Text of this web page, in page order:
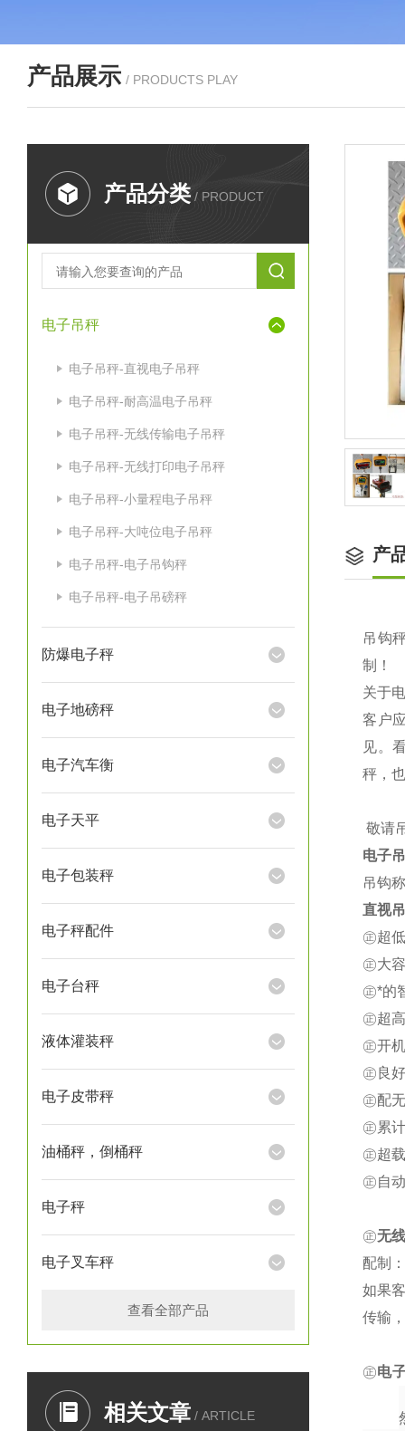
产品展示 / PRODUCTS PLAY
产品分类 / PRODUCT
电子吊秤
电子吊秤-直视电子吊秤
电子吊秤-耐高温电子吊秤
电子吊秤-无线传输电子吊秤
电子吊秤-无线打印电子吊秤
电子吊秤-小量程电子吊秤
电子吊秤-大吨位电子吊秤
电子吊秤-电子吊钩秤
电子吊秤-电子吊磅秤
防爆电子秤
电子地磅秤
电子汽车衡
电子天平
电子包装秤
电子秤配件
电子台秤
液体灌装秤
电子皮带秤
油桶秤，倒桶秤
电子秤
电子叉车秤
查看全部产品
相关文章 / ARTICLE
产
吊钩
制！
关于
客户
见。
秤，
敬请
电子
吊钩
直视
㊣超
㊣大
㊣*的
㊣超
㊣开
㊣良
㊣配
㊣累
㊣超
㊣自
㊣无
配制
如果
传输
㊣电